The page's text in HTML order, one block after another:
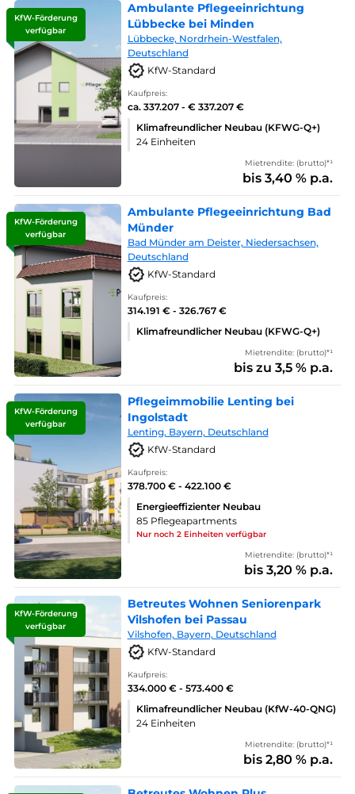
KfW-Förderung
verfügbar
Ambulante Pflegeeinrichtung
Lübbecke bei Minden
Lübbecke, Nordrhein-Westfalen,
Deutschland
KfW-Standard
Kaufpreis:
ca. 337.207 - € 337.207 €
Klimafreundlicher Neubau (KFWG-Q+)
24 Einheiten
Mietrendite: (brutto)*¹
bis 3,40 % p.a.
KfW-Förderung
verfügbar
Ambulante Pflegeeinrichtung Bad
Münder
Bad Münder am Deister, Niedersachsen,
Deutschland
KfW-Standard
Kaufpreis:
314.191 € - 326.767 €
Klimafreundlicher Neubau (KFWG-Q+)
Mietrendite: (brutto)*¹
bis zu 3,5 % p.a.
KfW-Förderung
verfügbar
Pflegeimmobilie Lenting bei
Ingolstadt
Lenting, Bayern, Deutschland
KfW-Standard
Kaufpreis:
378.700 € - 422.100 €
Energieeffizienter Neubau
85 Pflegeapartments
Nur noch 2 Einheiten verfügbar
Mietrendite: (brutto)*¹
bis 3,20 % p.a.
KfW-Förderung
verfügbar
Betreutes Wohnen Seniorenpark
Vilshofen bei Passau
Vilshofen, Bayern, Deutschland
KfW-Standard
Kaufpreis:
334.000 € - 573.400 €
Klimafreundlicher Neubau (KfW-40-QNG)
24 Einheiten
Mietrendite: (brutto)*¹
bis 2,80 % p.a.